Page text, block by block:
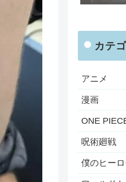
くてスッ
カテ
アニメ
漫画
ONE
呪術廻戦
僕のヒー